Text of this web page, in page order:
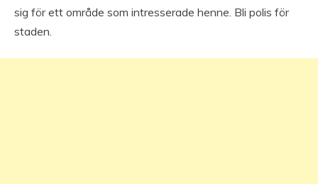
sig för ett område som intresserade henne. Bli polis för
staden.